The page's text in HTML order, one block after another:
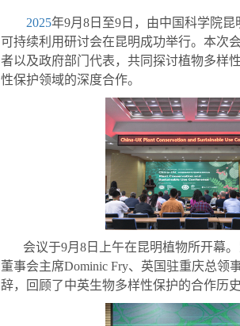
2025年9月 8 日至9 日，由中国科学院
可持续利用研讨会在昆明成功举行。本次
者以及政府部门代表，共同探讨植物多样
性保护领域的深度合作。
会议于9月 8 日上午在昆明植物所开幕
董事会主席Dominic Fry、英国驻重庆总领
辞，回顾了中英生物多样性保护的合作历